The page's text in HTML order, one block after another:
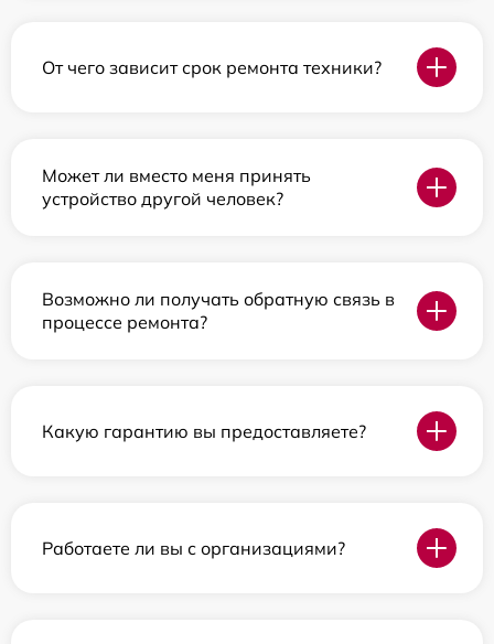
От чего зависит срок ремонта техники?
Может ли вместо меня принять
устройство другой человек?
Возможно ли получать обратную связь в
процессе ремонта?
Какую гарантию вы предоставляете?
Работаете ли вы с организациями?